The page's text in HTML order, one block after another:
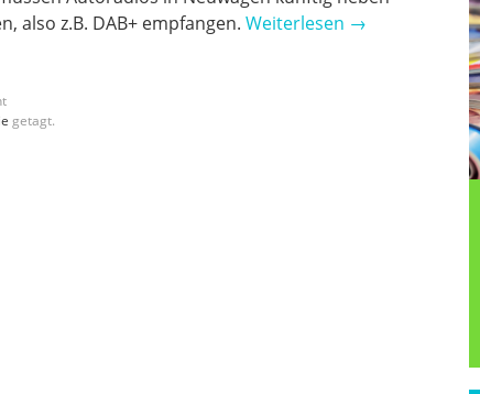
also z.B. DAB+ empfangen. Weiterlesen →
getagt.